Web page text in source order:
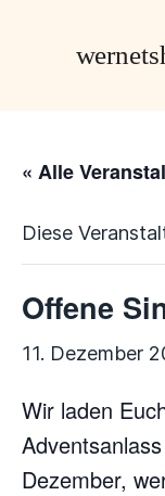
« Alle
Diese
Offene
11. Dezember
Wir laden
Dezember,